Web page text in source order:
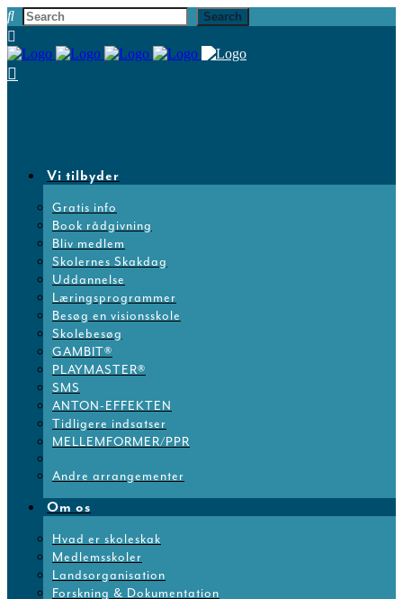
Vi tilbyder
Gratis info
Book rådgivning
Bliv medlem
Skolernes Skakdag
Uddannelse
Læringsprogrammer
Besøg en visionsskole
Skolebesøg
GAMBIT®
PLAYMASTER®
SMS
ANTON-EFFEKTEN
Tidligere indsatser
MELLEMFORMER/PPR
Andre arrangementer
Om os
Hvad er skoleskak
Medlemsskoler
Landsorganisation
Forskning & Dokumentation